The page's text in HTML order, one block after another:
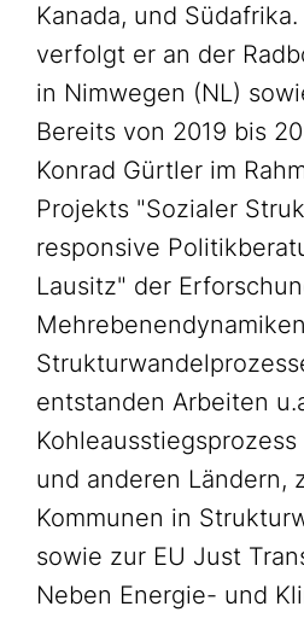
Kanada, und
verfolgt er an der
in Nimwegen (NL)
Bereits von 2019 bis
Konrad Gürtler im
Projekts "Sozialer
responsive
Lausitz" der
entstanden Arbeiten
und anderen Ländern,
Kommunen in
sowie zur EU Just
Neben Energie- und